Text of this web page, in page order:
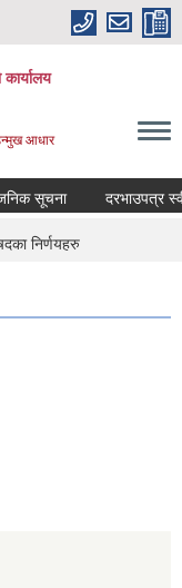
आधार
सूचना दरभाउपत्र
निर्णयहरु